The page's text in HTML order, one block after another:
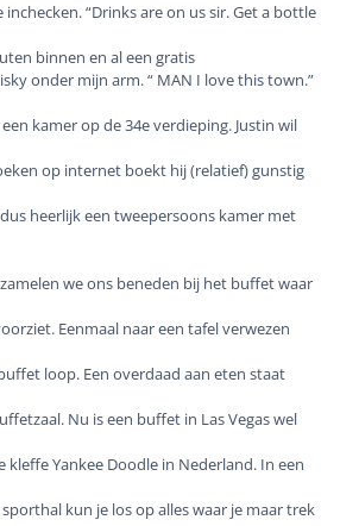
“Drinks are on us sir. Get a bottle
binnen en al een gratis
onder mijn arm. “ MAN I love this town.”
kamer op de 34e verdieping. Justin wil
op internet boekt hij (relatief) gunstig
heerlijk een tweepersoons kamer met
we ons beneden bij het buffet waar
Eenmaal naar een tafel verwezen
loop. Een overdaad aan eten staat
Nu is een buffet in Las Vegas wel
kleffe Yankee Doodle in Nederland. In een
kun je los op alles waar je maar trek